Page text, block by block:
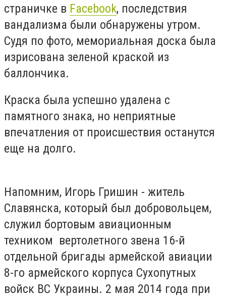
страничке в Facebook, последствия
вандализма были обнаружены утром.
Судя по фото, мемориальная доска была
изрисована зеленой краской из
баллончика.
Краска была успешно удалена с
памятного знака, но неприятные
впечатления от происшествия останутся
еще на долго.
Напомним, Игорь Гришин - житель
Славянска, который был добровольцем,
служил бортовым авиационным
техником вертолетного звена 16-й
отдельной бригады армейской авиации
8-го армейского корпуса Сухопутных
войск ВС Украины. 2 мая 2014 года при